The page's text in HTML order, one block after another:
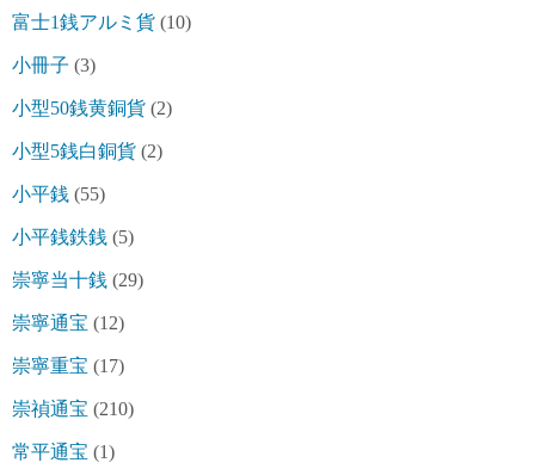
富士1銭アルミ貨 (10)
小冊子 (3)
小型50銭黄銅貨 (2)
小型5銭白銅貨 (2)
小平銭 (55)
小平銭鉄銭 (5)
崇寧当十銭 (29)
崇寧通宝 (12)
崇寧重宝 (17)
崇禎通宝 (210)
常平通宝 (1)